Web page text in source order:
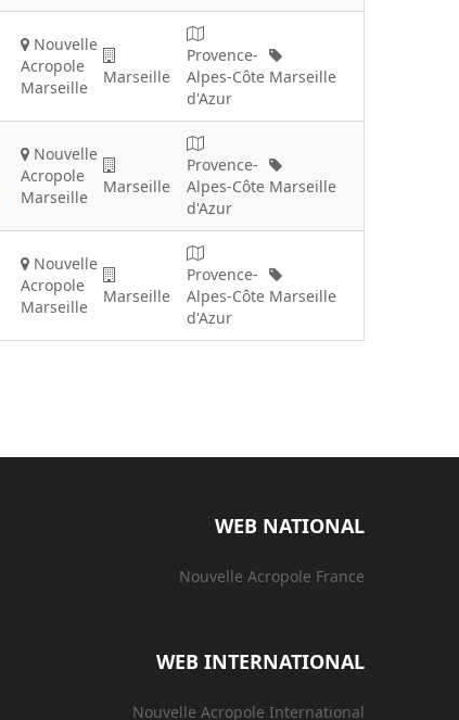
Nouvelle
Acropole
Marseille
Marseille
Provence-
Alpes-Côte
d'Azur
Marseille
Nouvelle
Acropole
Marseille
Marseille
Provence-
Alpes-Côte
d'Azur
Marseille
Nouvelle
Acropole
Marseille
Marseille
Provence-
Alpes-Côte
d'Azur
Marseille
WEB NATIONAL
Nouvelle Acropole France
WEB INTERNATIONAL
Nouvelle Acropole International